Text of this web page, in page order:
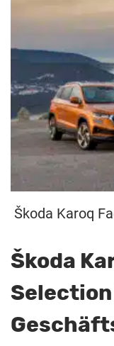
Škoda Karoq
Škoda